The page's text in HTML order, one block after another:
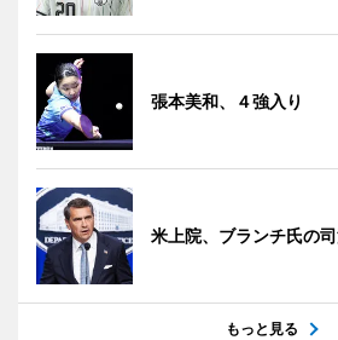
張本美和、４強入り
米上院、ブランチ氏の
もっと見る